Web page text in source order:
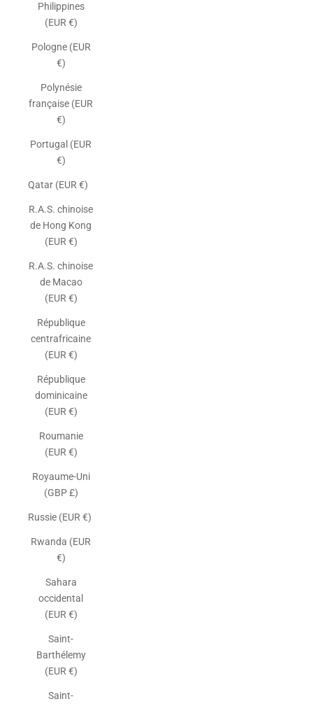
Philippines
(EUR €)
Pologne (EUR
€)
Polynésie
française (EUR
€)
Portugal (EUR
€)
Qatar (EUR €)
R.A.S. chinoise
de Hong Kong
(EUR €)
R.A.S. chinoise
de Macao
(EUR €)
République
centrafricaine
(EUR €)
République
dominicaine
(EUR €)
Roumanie
(EUR €)
Royaume-Uni
(GBP £)
Russie (EUR €)
Rwanda (EUR
€)
Sahara
occidental
(EUR €)
Saint-
Barthélemy
(EUR €)
Saint-